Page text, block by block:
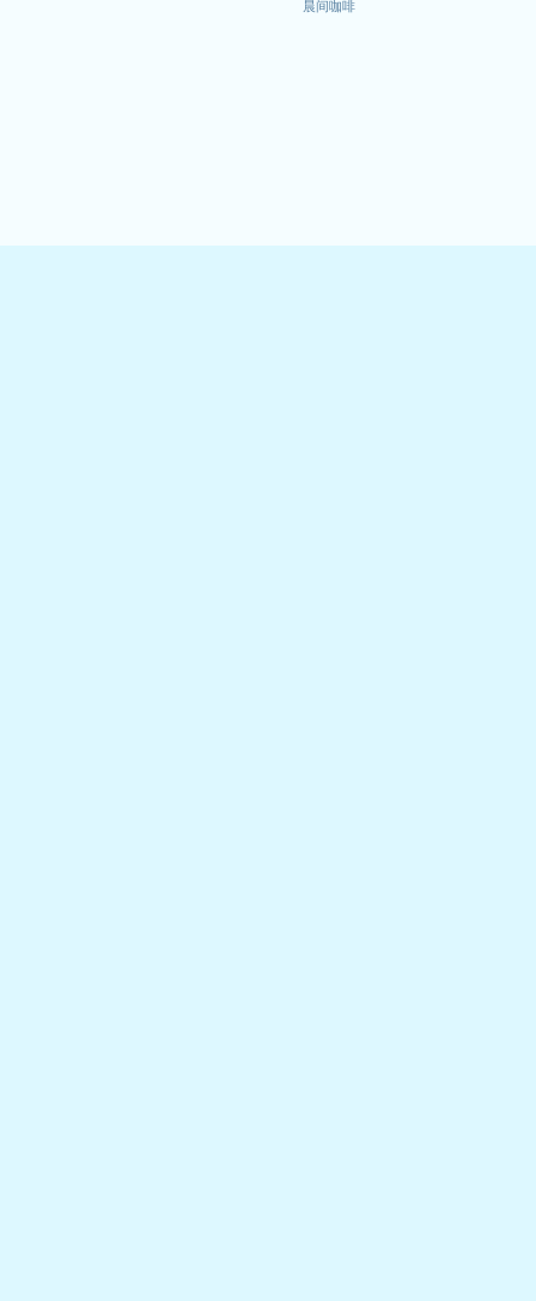
晨间咖啡